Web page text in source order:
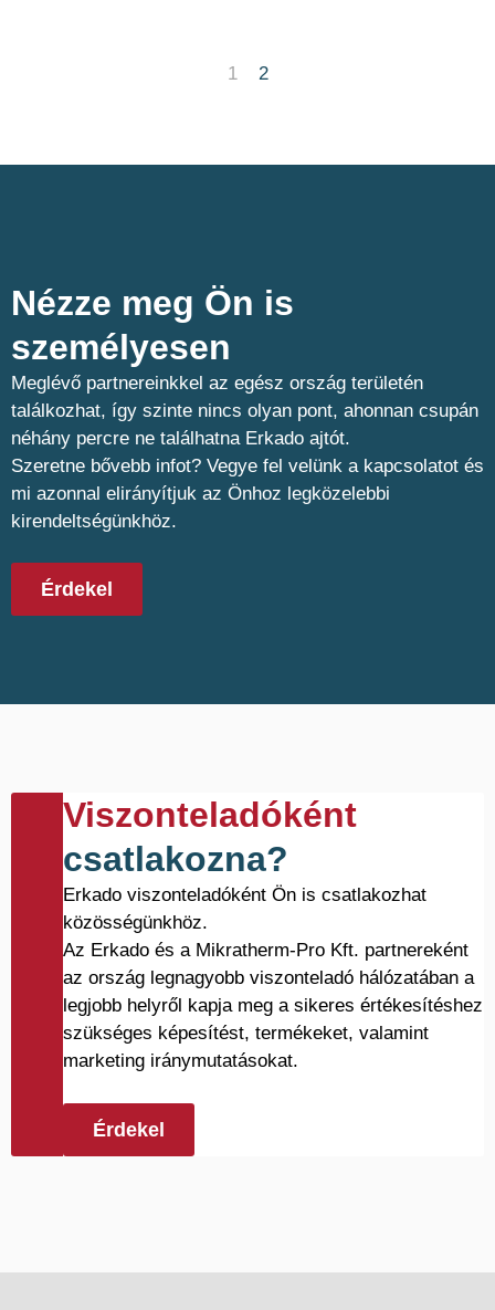
1 2
Nézze meg Ön is
személyesen​
Meglévő partnereinkkel az egész ország területén
találkozhat, így szinte nincs olyan pont, ahonnan csupán
néhány percre ne találhatna Erkado ajtót.
Szeretne bővebb infot? Vegye fel velünk a kapcsolatot és
mi azonnal elirányítjuk az Önhoz legközelebbi
kirendeltségünkhöz.
Érdekel
Viszonteladóként
csatlakozna?
Erkado viszonteladóként Ön is csatlakozhat
közösségünkhöz.
Az Erkado és a Mikratherm-Pro Kft. partnereként
az ország legnagyobb viszonteladó hálózatában a
legjobb helyről kapja meg a sikeres értékesítéshez
szükséges képesítést, termékeket, valamint
marketing iránymutatásokat.
Érdekel